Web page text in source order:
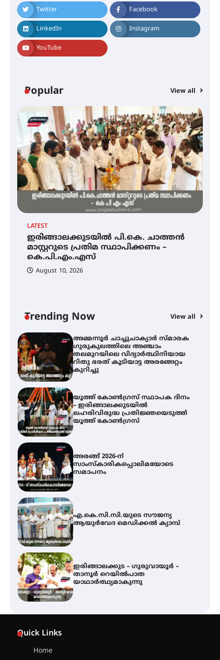
Twitter Facebook
LinkedIn Instagram
YouTube
Popular View all
LATEST
ഇരിങ്ങാലക്കുടയിൽ പി.കെ. ചാത്തൻ
മാസ്റ്ററുടെ പ്രതിമ സ്ഥാപിക്കണം –
കെ.പി.എം.എസ്
August 10, 2026
Trending Now View all
അമ്മന്നൂർ ചാച്ചുചാക്യാർ സ്മാരക
ഗുരുകുലത്തിലെ അഞ്ചാം
തലമുറയിലെ വിദ്യാർത്ഥിനിയായ
റിതു ഭരത് കൂടിയാട്ട അരങ്ങേറ്റം
കുറിച്ചു
അരങ്ങ് 2026-ന്
സാംസ്കാരികപ്പൊലിമയോടെ
സമാപനം
എ.കെ.സി.സി.യുടെ സൗജന്യ
ആയുർവേദ മെഡിക്കൽ ക്യാമ്പ്
ഇരിങ്ങാലക്കുട – ഗുരുവായൂർ –
താനൂർ റെയിൽപാത
യാഥാർത്ഥ്യമാകുന്നു
അമ്മന്നൂർ ചാച്ചുചാക്യാർ സ്മാരക
ഗുരുകുലത്തിലെ അഞ്ചാം
തലമുറയിലെ വിദ്യാർത്ഥിനിയായ
റിതു ഭരത് കൂടിയാട്ട അരങ്ങേറ്റം
കുറിച്ചു
യൂത്ത് കോൺഗ്രസ്‌ സ്ഥാപക ദിനം
– ഇരിങ്ങാലക്കുടയിൽ
ലഹരിവിരുദ്ധ പ്രതിജ്ഞയെടുത്ത്
യൂത്ത് കോൺഗ്രസ്
അരങ്ങ് 2026-ന്
സാംസ്കാരികപ്പൊലിമയോടെ
സമാപനം
എ.കെ.സി.സി.യുടെ സൗജന്യ
ആയുർവേദ മെഡിക്കൽ ക്യാമ്പ്
ഇരിങ്ങാലക്കുട – ഗുരുവായൂർ –
താനൂർ റെയിൽപാത
യാഥാർത്ഥ്യമാകുന്നു
Quick Links
Home